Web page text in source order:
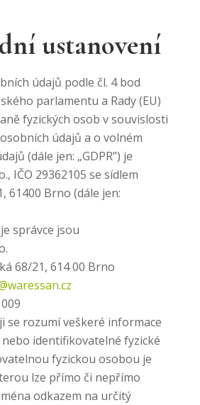
ustanovení
údajů podle čl. 4 bod
parlamentu a Rady (EU)
fyzických osob v souvislosti
údajů a o volném
(dále jen: „GDPR”) je
IČO 29362105 se sídlem
61400 Brno (dále jen:
správce jsou
68/21, 614 00 Brno
se rozumí veškeré informace
identifikovatelné fyzické
fyzickou osobou je
lze přímo či nepřímo
odkazem na určitý